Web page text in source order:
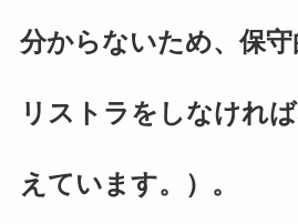
分からないため、保守
リストラをしなけれ
えています。）。